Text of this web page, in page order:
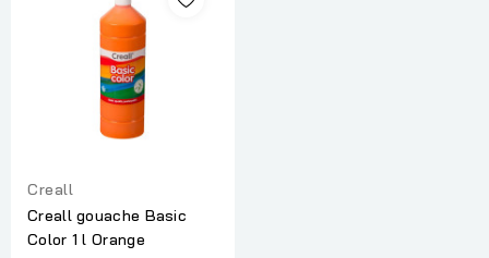
Creall
Creall gouache Basic
Color 1 l Orange